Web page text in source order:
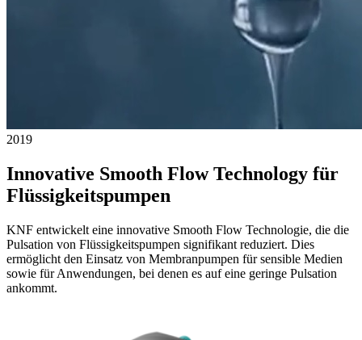
2019
Innovative Smooth Flow Technology für
Flüssigkeitspumpen
KNF entwickelt eine innovative Smooth Flow Technologie, die die
Pulsation von Flüssigkeitspumpen signifikant reduziert. Dies
ermöglicht den Einsatz von Membranpumpen für sensible Medien
sowie für Anwendungen, bei denen es auf eine geringe Pulsation
ankommt.